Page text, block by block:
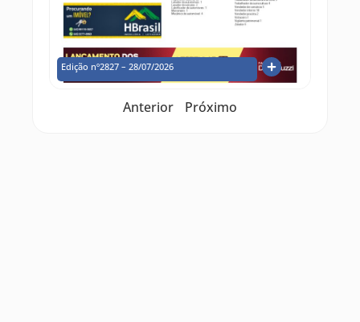
Edição nº2827 – 28/07/2026
Anterior Próximo